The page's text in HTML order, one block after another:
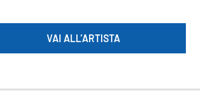
VAI ALL’ARTISTA